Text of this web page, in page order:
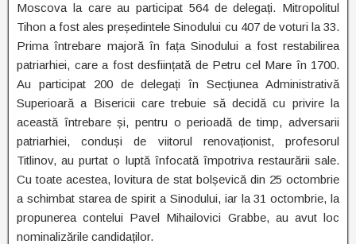
Moscova la care au participat 564 de delegați. Mitropolitul
Tihon a fost ales președintele Sinodului cu 407 de voturi la 33.
Prima întrebare majoră în fața Sinodului a fost restabilirea
patriarhiei, care a fost desființată de Petru cel Mare în 1700.
Au participat 200 de delegați în Secțiunea Administrativă
Superioară a Bisericii care trebuie să decidă cu privire la
această întrebare și, pentru o perioadă de timp, adversarii
patriarhiei, conduși de viitorul renovaționist, profesorul
Titlinov, au purtat o luptă înfocată împotriva restaurării sale.
Cu toate acestea, lovitura de stat bolșevică din 25 octombrie
a schimbat starea de spirit a Sinodului, iar la 31 octombrie, la
propunerea contelui Pavel Mihailovici Grabbe, au avut loc
nominalizările candidaților.